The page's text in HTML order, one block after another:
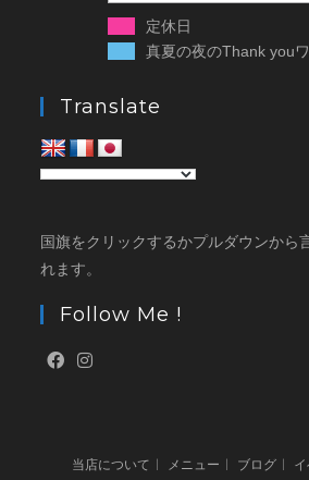
定休日
真夏の夜のThank you
Translate
国旗をクリックするかプルダウンから
れます。
Follow Me !
当店について メニュー ブログ